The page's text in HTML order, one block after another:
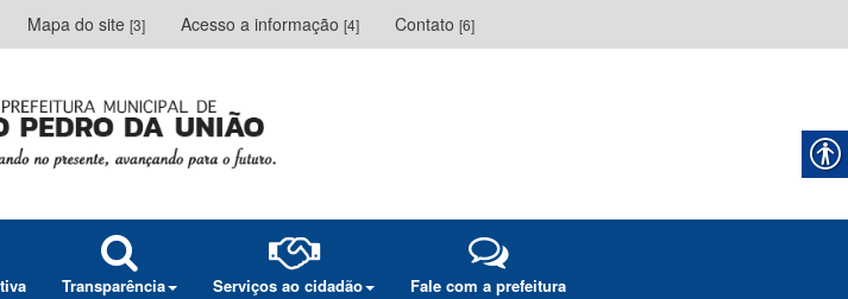
Mapa do site [3] Acesso a informação [4] Contato [6]
Transparência Serviços ao cidadão Fale com a prefeitura